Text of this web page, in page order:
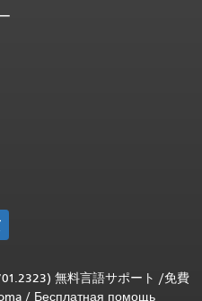
無料言語サポート /免費
/ Бесплатная помощь